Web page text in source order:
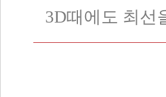
3D때에도 최선